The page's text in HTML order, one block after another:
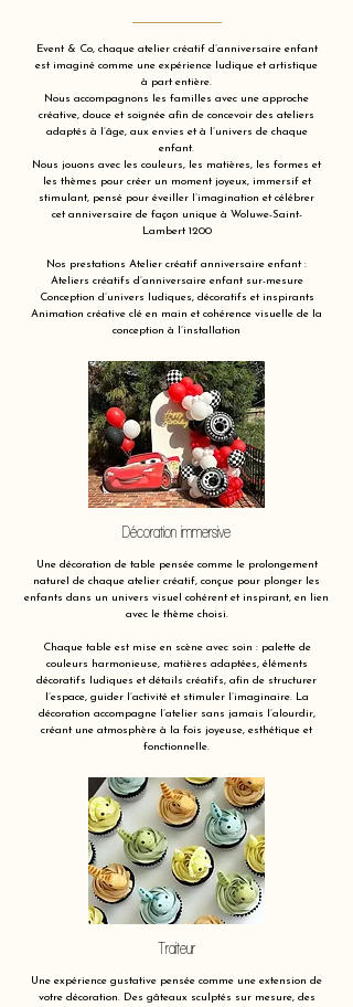
Event & Co, chaque atelier créatif d’anniversaire enfant
est imaginé comme une expérience ludique et artistique
à part entière.
Nous accompagnons les familles avec une approche
créative, douce et soignée afin de concevoir des ateliers
adaptés à l’âge, aux envies et à l’univers de chaque
enfant.
Nous jouons avec les couleurs, les matières, les formes et
les thèmes pour créer un moment joyeux, immersif et
stimulant, pensé pour éveiller l’imagination et célébrer
cet anniversaire de façon unique à Woluwe-Saint-
Lambert 1200
Nos prestations Atelier créatif anniversaire enfant :
Ateliers créatifs d’anniversaire enfant sur-mesure
Conception d’univers ludiques, décoratifs et inspirants
Animation créative clé en main et cohérence visuelle de la
conception à l’installation
Décoration immersive
Une décoration de table pensée comme le prolongement
naturel de chaque atelier créatif, conçue pour plonger les
enfants dans un univers visuel cohérent et inspirant, en lien
avec le thème choisi.
Chaque table est mise en scène avec soin : palette de
couleurs harmonieuse, matières adaptées, éléments
décoratifs ludiques et détails créatifs, afin de structurer
l’espace, guider l’activité et stimuler l’imaginaire. La
décoration accompagne l’atelier sans jamais l’alourdir,
créant une atmosphère à la fois joyeuse, esthétique et
fonctionnelle.
Traiteur
Une expérience gustative pensée comme une extension de
votre décoration. Des gâteaux sculptés sur mesure, des